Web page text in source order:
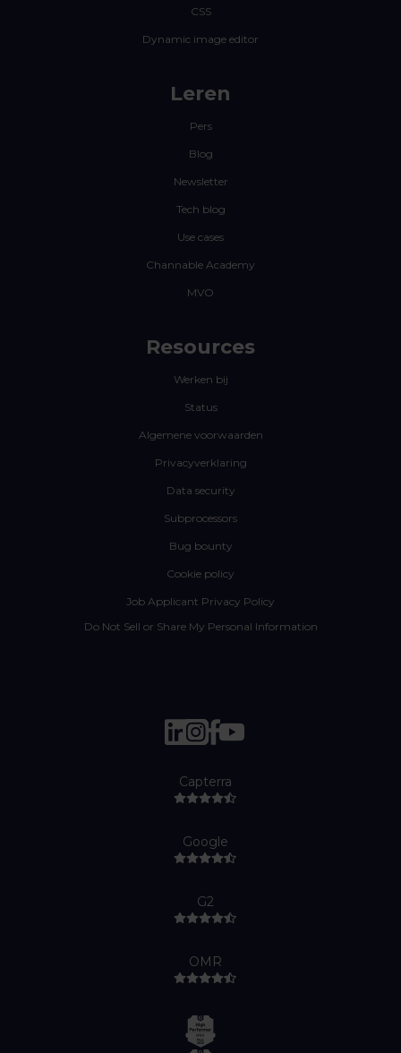
CSS
Dynamic image editor
Leren
Pers
Blog
Newsletter
Tech blog
Use cases
Channable Academy
MVO
Resources
Werken bij
Status
Algemene voorwaarden
Privacyverklaring
Data security
Subprocessors
Bug bounty
Cookie policy
Job Applicant Privacy Policy
Do Not Sell or Share My Personal Information
Capterra
Google
G2
OMR